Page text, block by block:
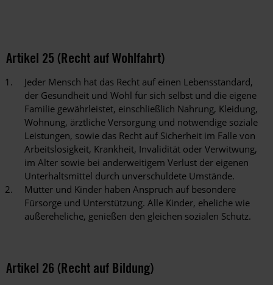
Artikel 25 (Recht auf Wohlfahrt)
Jeder Mensch hat das Recht auf einen Lebensstandard,
der Gesundheit und Wohl für sich selbst und die eigene
Familie gewährleistet, einschließlich Nahrung, Kleidung,
Wohnung, ärztliche Versorgung und notwendige soziale
Leistungen, sowie das Recht auf Sicherheit im Falle von
Arbeitslosigkeit, Krankheit, Invalidität oder Verwitwung,
im Alter sowie bei anderweitigem Verlust der eigenen
Unterhaltsmittel durch unverschuldete Umstände.
Mütter und Kinder haben Anspruch auf besondere
Fürsorge und Unterstützung. Alle Kinder, eheliche wie
außereheliche, genießen den gleichen sozialen Schutz.
Artikel 26 (Recht auf Bildung)